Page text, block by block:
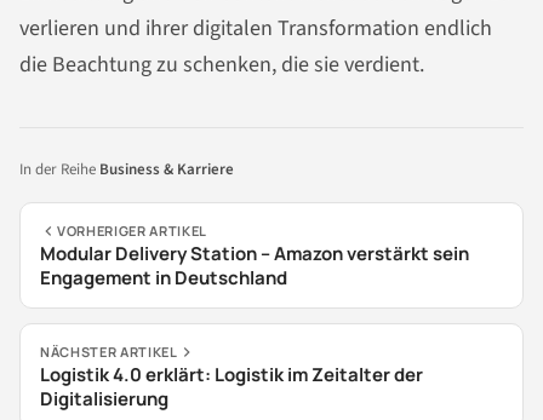
verlieren und ihrer digitalen Transformation endlich
die Beachtung zu schenken, die sie verdient.
In der Reihe Business & Karriere
VORHERIGER ARTIKEL
Modular Delivery Station – Amazon verstärkt sein
Engagement in Deutschland
NÄCHSTER ARTIKEL
Logistik 4.0 erklärt: Logistik im Zeitalter der
Digitalisierung